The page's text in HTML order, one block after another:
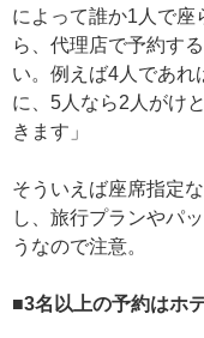
によって誰か1人で座
ら、代理店で予約す
い。例えば4人であれ
に、5人なら2人がけ
きます」
そういえば座席指定
し、旅行プランやパ
うなので注意。
■3名以上の予約はホ